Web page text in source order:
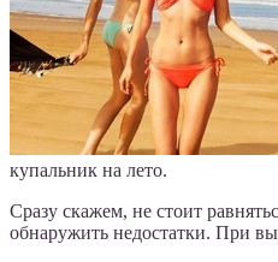
купальник на лето.
Сразу скажем, не стоит
обнаружить недостатки. При